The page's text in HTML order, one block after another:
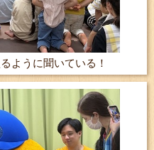
ように聞いている！